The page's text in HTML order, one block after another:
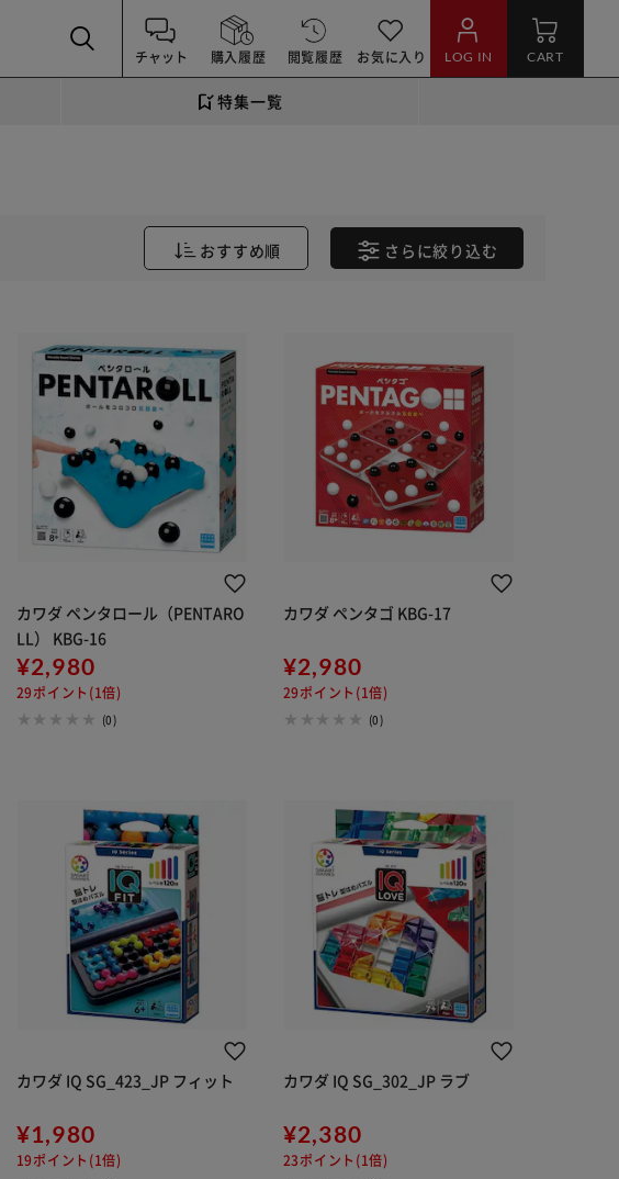
チャット 購入履歴 閲覧履歴 お気に入り LOG IN CART
特集一覧
おすすめ順 さらに絞り込む
カワダ ペンタロール（PENTARO
LL） KBG-16
¥2,980
29ポイント(1倍)
(0)
カワダ ペンタゴ KBG-17
¥2,980
29ポイント(1倍)
(0)
カワダ IQ SG_423_JP フィット
¥1,980
19ポイント(1倍)
カワダ IQ SG_302_JP ラブ
¥2,380
23ポイント(1倍)